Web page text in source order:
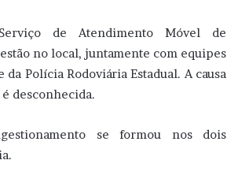
de Atendimento Móvel de
no local, juntamente com equipes
Polícia Rodoviária Estadual. A causa
desconhecida.
se formou nos dois